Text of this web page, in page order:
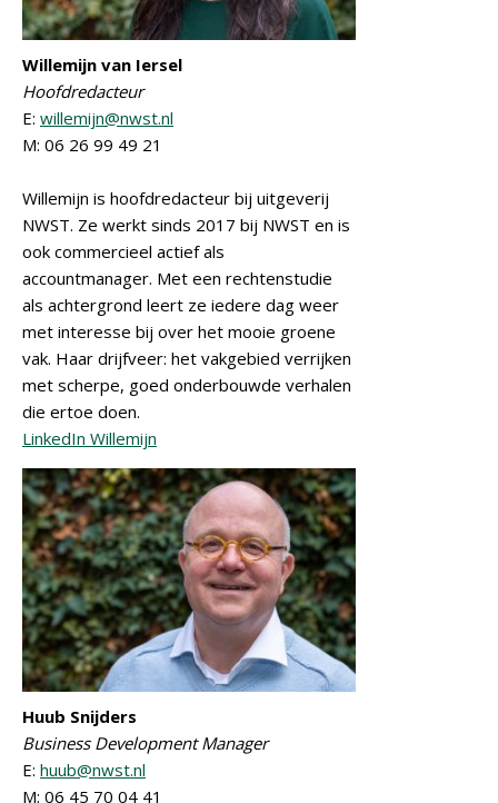
Willemijn van Iersel
Hoofdredacteur
E: willemijn@nwst.nl
M: 06 26 99 49 21
Willemijn is hoofdredacteur bij uitgeverij
NWST. Ze werkt sinds 2017 bij NWST en is
ook commercieel actief als
accountmanager. Met een rechtenstudie
als achtergrond leert ze iedere dag weer
met interesse bij over het mooie groene
vak. Haar drijfveer: het vakgebied verrijken
met scherpe, goed onderbouwde verhalen
die ertoe doen.
LinkedIn Willemijn
Huub Snijders
Business Development Manager
E: huub@nwst.nl
M: 06 45 70 04 41